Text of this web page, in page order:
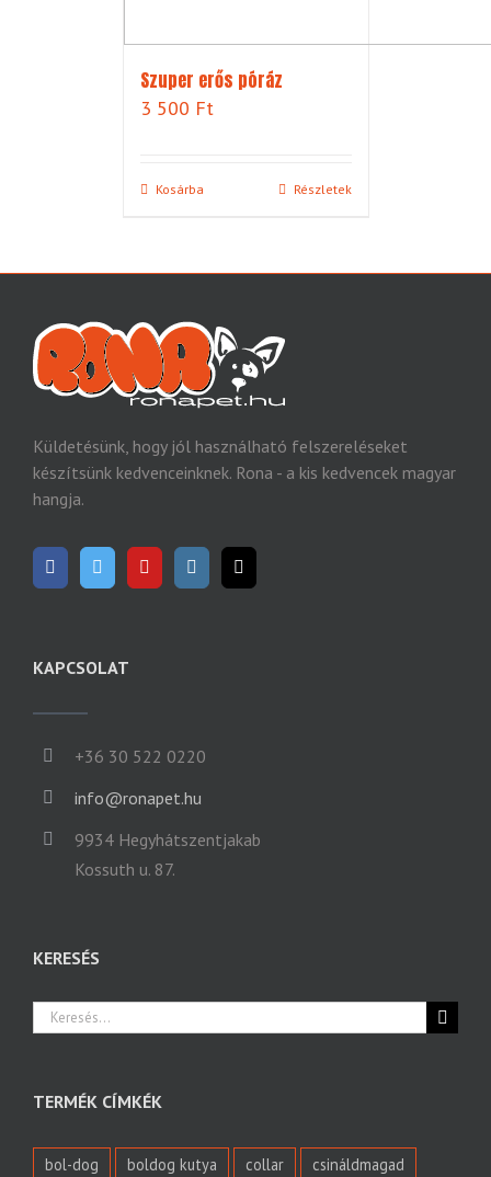
Szuper erős póráz
3 500 Ft
Kosárba Részletek
Küldetésünk, hogy jól használható felszereléseket
készítsünk kedvenceinknek. Rona - a kis kedvencek magyar
hangja.
KAPCSOLAT
+36 30 522 0220
info@ronapet.hu
9934 Hegyhátszentjakab
Kossuth u. 87.
KERESÉS
Keresés...
TERMÉK CÍMKÉK
bol-dog boldog kutya collar
csináldmagad